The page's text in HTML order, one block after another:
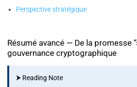
Perspective stratégique
Résumé avancé — De la promesse
gouvernance cryptographique
⮞ Reading Note